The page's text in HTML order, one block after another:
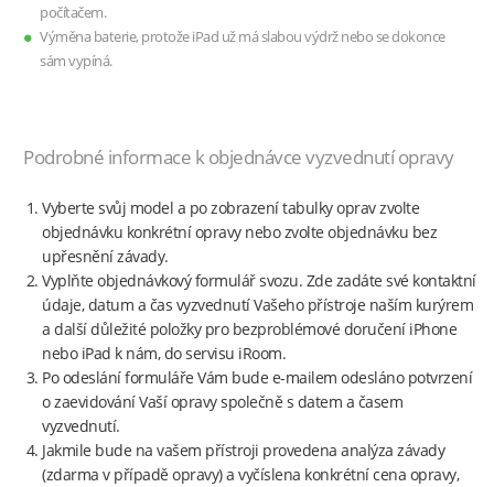
počítačem.
Výměna baterie, protože iPad už má slabou výdrž nebo se dokonce
sám vypíná.
Podrobné informace k objednávce vyzvednutí opravy
Vyberte svůj model a po zobrazení tabulky oprav zvolte
objednávku konkrétní opravy nebo zvolte objednávku bez
upřesnění závady.
Vyplňte objednávkový formulář svozu. Zde zadáte své kontaktní
údaje, datum a čas vyzvednutí Vašeho přístroje naším kurýrem
a další důležité položky pro bezproblémové doručení iPhone
nebo iPad k nám, do servisu iRoom.
Po odeslání formuláře Vám bude e-mailem odesláno potvrzení
o zaevidování Vaší opravy společně s datem a časem
vyzvednutí.
Jakmile bude na vašem přístroji provedena analýza závady
(zdarma v případě opravy) a vyčíslena konkrétní cena opravy,